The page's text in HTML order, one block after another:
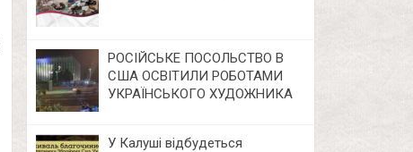
РОСІЙСЬКЕ ПОСОЛЬСТВО В
США ОСВІТИЛИ РОБОТАМИ
УКРАЇНСЬКОГО ХУДОЖНИКА
У Калуші відбудеться